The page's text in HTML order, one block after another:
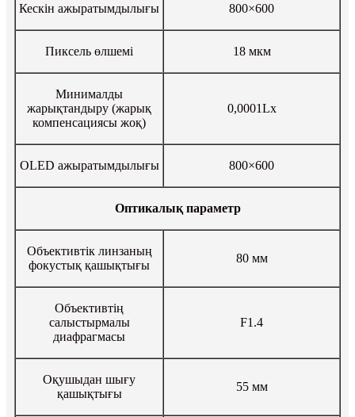
Кескін ажыратымдылығы 800×600
Пиксель өлшемі 18 мкм
Минималды
жарықтандыру (жарық
компенсациясы жоқ)
0,0001Lx
OLED ажыратымдылығы 800×600
Оптикалық параметр
Объективтік линзаның
фокустық қашықтығы
80 мм
Объективтің
салыстырмалы
диафрагмасы
F1.4
Оқушыдан шығу
қашықтығы
55 мм